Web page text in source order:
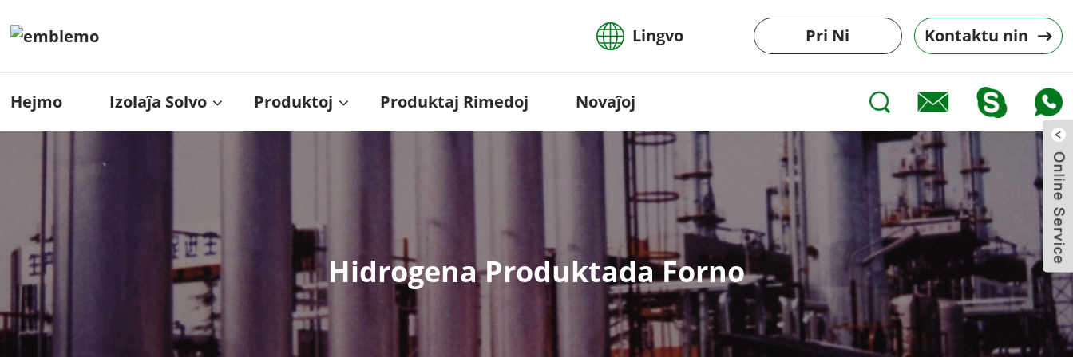
Lingvo Pri Ni Kontaktu nin
Hejmo Izolaĵa Solvo Produktoj Produktaj Rimedoj Novaĵoj
Hidrogena Produktada Forno